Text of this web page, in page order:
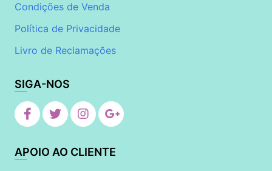
Condições de Venda
Política de Privacidade
Livro de Reclamações
SIGA-NOS
APOIO AO CLIENTE